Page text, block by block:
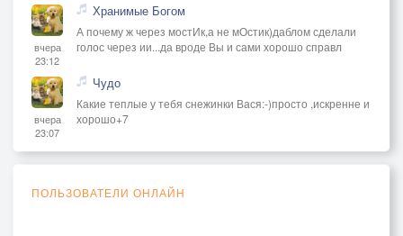
вчера
23:12
Хранимые Богом
А почему ж через мостИк,а не мОстик)даблом сделали
голос через ии...да вроде Вы и сами хорошо справл
вчера
23:07
Чудо
Какие теплые у тебя снежинки Вася:-)просто ,искренне и
хорошо+7
ПОЛЬЗОВАТЕЛИ ОНЛАЙН